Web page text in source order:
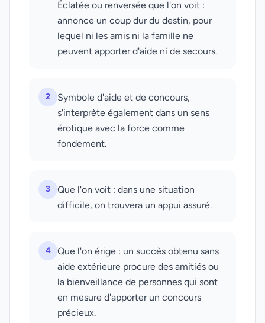
Éclatée ou renversée que l'on voit :
annonce un coup dur du destin, pour
lequel ni les amis ni la famille ne
peuvent apporter d'aide ni de secours.
2
Symbole d'aide et de concours,
s'interprète également dans un sens
érotique avec la force comme
fondement.
3
Que l'on voit : dans une situation
difficile, on trouvera un appui assuré.
4
Que l'on érige : un succès obtenu sans
aide extérieure procure des amitiés ou
la bienveillance de personnes qui sont
en mesure d'apporter un concours
précieux.